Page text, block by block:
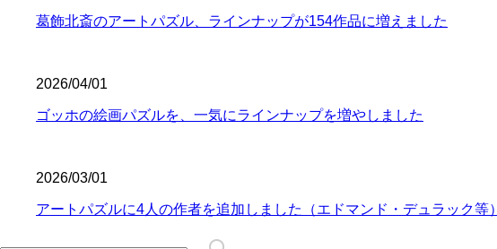
葛飾北斎のアートパズル、ラインナップが154作品に増えました
2026/04/01
ゴッホの絵画パズルを、一気にラインナップを増やしました
2026/03/01
アートパズルに4人の作者を追加しました（エドマンド・デュラック等）